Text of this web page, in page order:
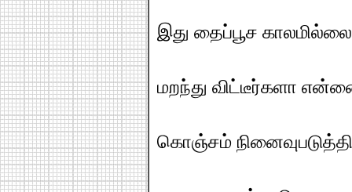
இது தைப்பூச
மறந்து விட்டீர்களா
கொஞ்சம்